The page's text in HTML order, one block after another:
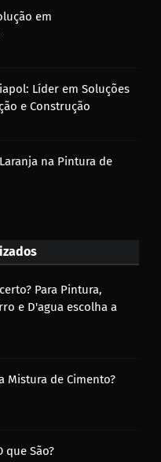
em
Líder em Soluções
e Construção
na Pintura de
Para Pintura,
e D'agua escolha a
Mistura de Cimento?
que São?